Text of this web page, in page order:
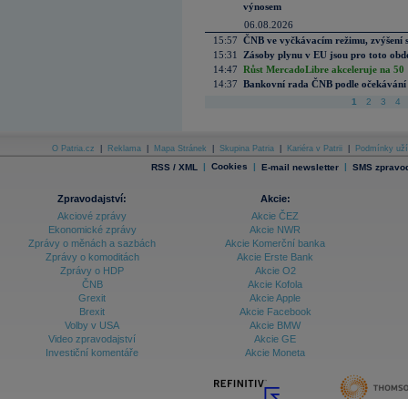
výnosem
06.08.2026
15:57 ČNB ve vyčkávacím režimu, zvýšení
15:31
Zásoby plynu v EU jsou pro toto
14:47 Růst MercadoLibre akceleruje na
14:37 Bankovní rada ČNB podle
1 2 3 4
O Patria.cz Reklama Mapa Stránek Skupina Patria Kariéra v Patrii Podmínky
RSS / XML | Cookies | E-mail newsletter | SMS
Zpravodajství:
Akciové zprávy
Ekonomické zprávy
Zprávy o měnách a sazbách
Zprávy o komoditách
Zprávy o HDP
ČNB
Grexit
Brexit
Volby v USA
Video zpravodajství
Investiční komentáře
Akcie:
Akcie ČEZ
Akcie NWR
Akcie Komerční banka
Akcie Erste Bank
Akcie O2
Akcie Kofola
Akcie Apple
Akcie Facebook
Akcie BMW
Akcie GE
Akcie Moneta